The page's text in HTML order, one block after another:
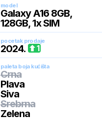
model
Galaxy A16 8GB,
128GB, 1x SIM
pocetak prodaje
2024. 1
paleta boja kućišta
Crna
Plava
Siva
Srebrna
Zelena